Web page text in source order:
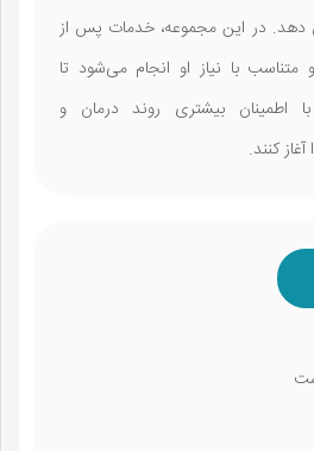
دهد. در این مجموعه، خدمات پس از
با نیاز او انجام می‌شود تا
با اطمینان بیشتری روند درمان و
کنند.